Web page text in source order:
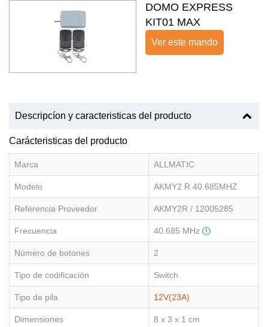
DOMO EXPRESS
KIT01 MAX
Ver este mando
Descripcíon y caracteristicas del producto
Carácteristicas del producto
Marca ALLMATIC
Modelo AKMY2 R 40.685MHZ
Referencia Proveedor AKMY2R / 12005285
Frecuencia 40.685 MHz
Número de botones 2
Tipo de codificación Switch
Tipo de pila 12V(23A)
Dimensiones 8 x 3 x 1 cm